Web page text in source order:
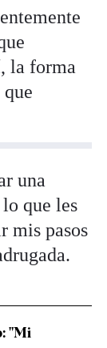
la forma
una
que les
mis pasos
"Mi